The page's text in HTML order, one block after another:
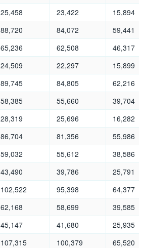
25,458 23,422
15,894
88,720 84,072
59,441
65,236 62,508
46,317
24,509 22,297
15,899
89,745 84,805
62,216
58,385 55,660
39,704
28,319 25,696
16,282
86,704 81,356
55,986
59,032 55,612
38,586
43,490 39,786
25,791
102,522 95,398
64,377
62,168 58,699
39,585
45,147 41,680
25,935
107,315 100,379
65,520